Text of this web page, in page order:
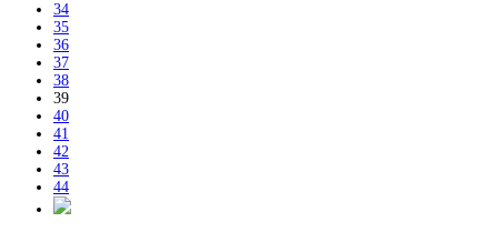
34
35
36
37
38
39
40
41
42
43
44